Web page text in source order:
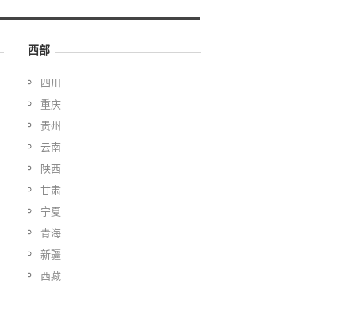
西部
四川
重庆
贵州
云南
陕西
甘肃
宁夏
青海
新疆
西藏